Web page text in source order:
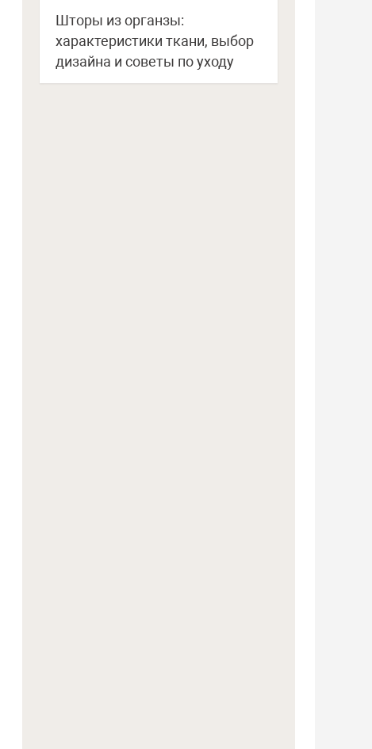
Шторы из органзы:
характеристики ткани, выбор
дизайна и советы по уходу